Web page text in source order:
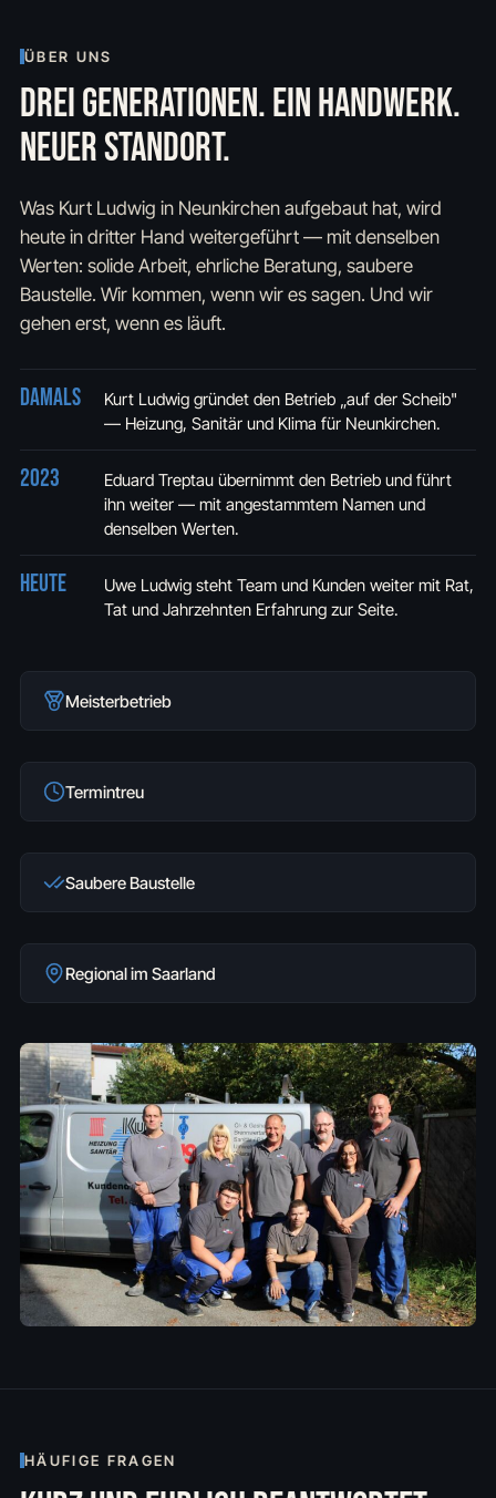
ÜBER UNS
DREI GENERATIONEN. EIN HANDWERK.
NEUER STANDORT.
Was Kurt Ludwig in Neunkirchen aufgebaut hat, wird
heute in dritter Hand weitergeführt — mit denselben
Werten: solide Arbeit, ehrliche Beratung, saubere
Baustelle. Wir kommen, wenn wir es sagen. Und wir
gehen erst, wenn es läuft.
Damals
Kurt Ludwig gründet den Betrieb „auf der Scheib"
— Heizung, Sanitär und Klima für Neunkirchen.
2023
Eduard Treptau übernimmt den Betrieb und führt
ihn weiter — mit angestammtem Namen und
denselben Werten.
Heute
Uwe Ludwig steht Team und Kunden weiter mit Rat,
Tat und Jahrzehnten Erfahrung zur Seite.
Meisterbetrieb
Termintreu
Saubere Baustelle
Regional im Saarland
HÄUFIGE FRAGEN